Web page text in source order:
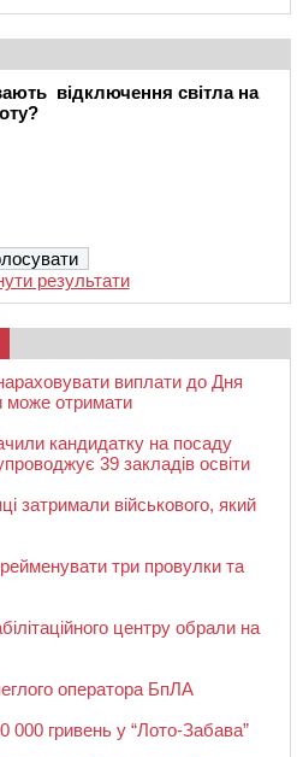
відключення світла на
результати
виплати до Дня
може отримати
кандидатку на посаду
39 закладів освіти
затримали військового, який
три провулки та
центру обрали на
оператора БпЛА
000 гривень у “Лото-Забава”